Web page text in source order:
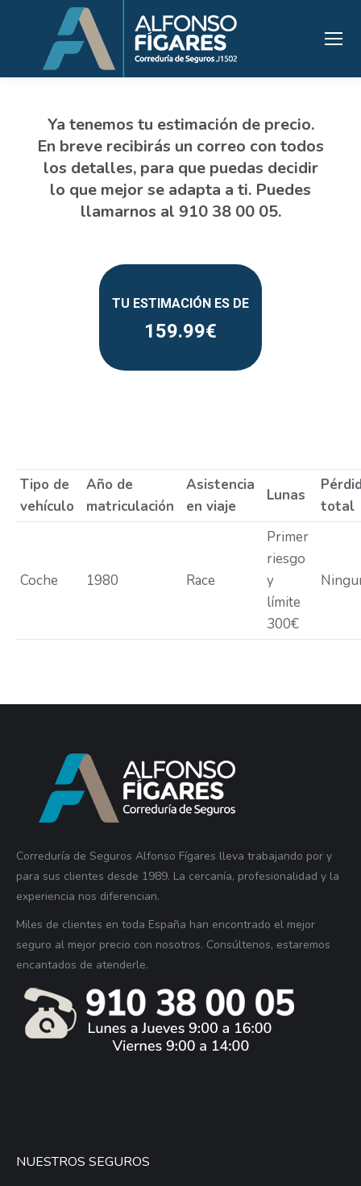
159.99
Tipo de
vehículo
Año de
matriculación
Asistencia
en viaje
Lunas
total
Coche 1980 Race
Primer
riesgo
y
límite
300€
Correduría de Seguros Alfonso Fígares lleva trabajando por y
para sus clientes desde 1989. La cercanía, profesionalidad y la
experiencia nos diferencian.
Miles de clientes en toda España han encontrado el mejor
seguro al mejor precio con nosotros. Consúltenos, estaremos
encantados de atenderle.
NUESTROS SEGUROS